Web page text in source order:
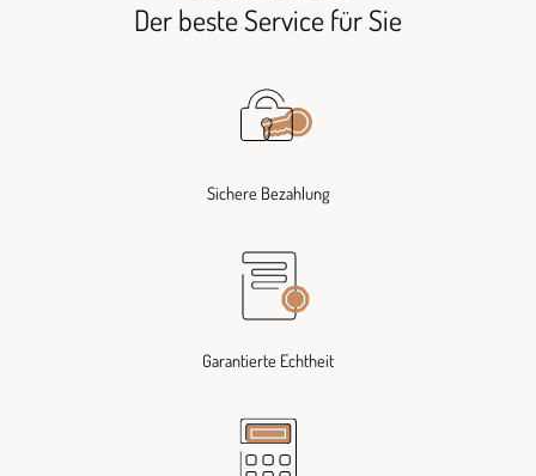
Der beste Service für Sie
Sichere Bezahlung
Garantierte Echtheit